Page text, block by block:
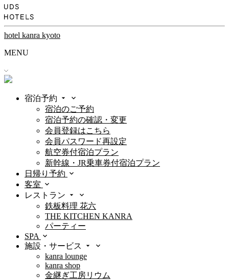
hotel kanra kyoto
MENU
宿泊予約
宿泊のご予約
宿泊予約の確認・変更
会員登録はこちら
会員パスワード再設定
航空券付宿泊プラン
新幹線・JR乗車券付宿泊プラン
日帰り予約
客室
レストラン
鉄板料理 花六
THE KITCHEN KANRA
パーティー
SPA
施設・サービス
kanra lounge
kanra shop
金継ぎ工房リウム